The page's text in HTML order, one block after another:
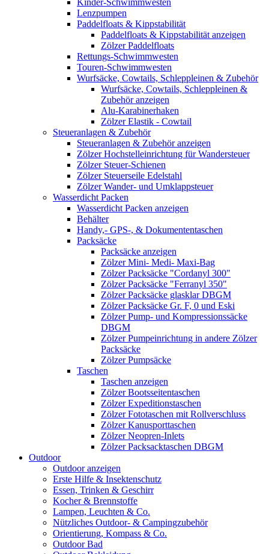
Lenzpumpen
Paddelfloats & Kippstabilität
Paddelfloats & Kippstabilität anzeigen
Zölzer Paddelfloats
Rettungs-Schwimmwesten
Touren-Schwimmwesten
Wurfsäcke, Cowtails, Schleppleinen & Zubehör
Wurfsäcke, Cowtails, Schleppleinen &
Zubehör anzeigen
Alu-Karabinerhaken
Zölzer Elastik - Cowtail
Steueranlagen & Zubehör
Steueranlagen & Zubehör anzeigen
Zölzer Hochstelleinrichtung für Wandersteuer
Zölzer Steuer-Schienen
Zölzer Steuerseile Edelstahl
Zölzer Wander- und Umklappsteuer
Wasserdicht Packen
Wasserdicht Packen anzeigen
Behälter
Handy,- GPS-, & Dokumententaschen
Packsäcke
Packsäcke anzeigen
Zölzer Mini- Medi- Maxi-Bag
Zölzer Packsäcke "Cordanyl 300"
Zölzer Packsäcke "Ferranyl 350"
Zölzer Packsäcke glasklar DBGM
Zölzer Packsäcke Gr. F, 0 und Eski
Zölzer Pump- und Kompressionssäcke
DBGM
Zölzer Pumpeinrichtung in andere Zölzer
Packsäcke
Zölzer Pumpsäcke
Taschen
Taschen anzeigen
Zölzer Bootsseitentaschen
Zölzer Expeditionstaschen
Zölzer Fototaschen mit Rollverschluss
Zölzer Kanusporttaschen
Zölzer Neopren-Inlets
Zölzer Packsacktaschen DBGM
Outdoor
Outdoor anzeigen
Erste Hilfe & Insektenschutz
Essen, Trinken & Geschirr
Kocher & Brennstoffe
Lampen, Leuchten & Co.
Nützliches Outdoor- & Campingzubehör
Orientierung, Kompass & Co.
Outdoor Bad